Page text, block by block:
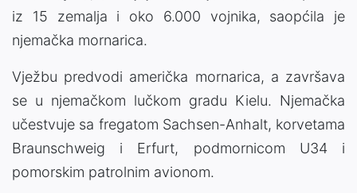
iz 15 zemalja i oko 6.000 vojnika, saopćila je
njemačka mornarica.
Vježbu predvodi američka mornarica, a završava
se u njemačkom lučkom gradu Kielu. Njemačka
učestvuje sa fregatom Sachsen-Anhalt, korvetama
Braunschweig i Erfurt, podmornicom U34 i
pomorskim patrolnim avionom.